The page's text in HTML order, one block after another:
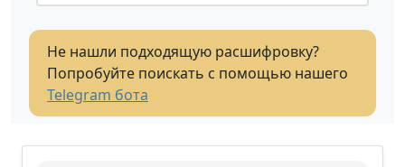
Не нашли подходящую расшифровку?
Попробуйте поискать с помощью нашего
Telegram бота